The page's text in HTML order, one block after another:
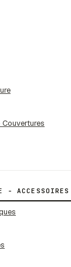
- ACCESSOIRES